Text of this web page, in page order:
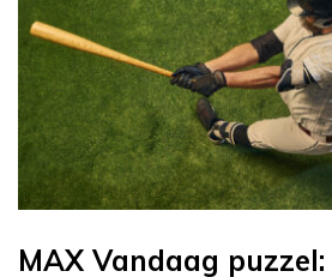
MAX Vandaag